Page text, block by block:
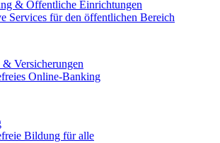
& Öffentliche Einrichtungen
Services für den öffentlichen Bereich
Versicherungen
Online-Banking
Bildung für alle